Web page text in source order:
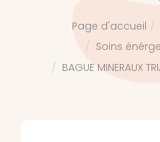
Page d'accueil
Soins
BAGUE MINERAUX